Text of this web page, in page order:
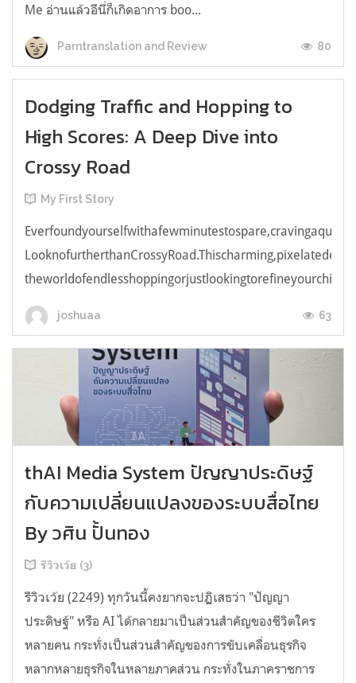
Me อ่านแล้วอีนี่ก็เกิดอาการ boo...
Parntranslation and Review 80
Dodging Traffic and Hopping to
High Scores: A Deep Dive into
Crossy Road
My First Story
joshuaa 63
thAI Media System ปัญญาประดิษฐ์
กับความเปลี่ยนแปลงของระบบสื่อไทย
By วศิน ปั้นทอง
รีวิวเว้ย (3)
รีวิวเว้ย (2249) ทุกวันนี้คงยากจะปฏิเสธว่า "ปัญญา
ประดิษฐ์" หรือ AI ได้กลายมาเป็นส่วนสำคัญของชีวิตใคร
หลายคน กระทั่งเป็นส่วนสำคัญของการขับเคลื่อนธุรกิจ
หลากหลายธุรกิจในหลายภาคส่วน กระทั่งในภาคราชการ